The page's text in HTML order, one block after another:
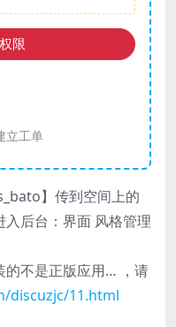
限
立工单
】传到空间上的
入后台：界面 风格管理
的不是正版应用… ，请
discuzjc/11.html